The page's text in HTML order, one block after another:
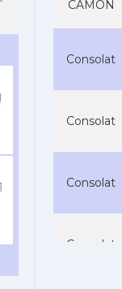
CAMON
Consolat
Consolat
Consolat
Consolat